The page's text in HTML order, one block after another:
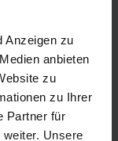
Anzeigen zu
anbieten
zu
zu Ihrer
Partner für
Unsere
einen
nicht
Rettungsteam